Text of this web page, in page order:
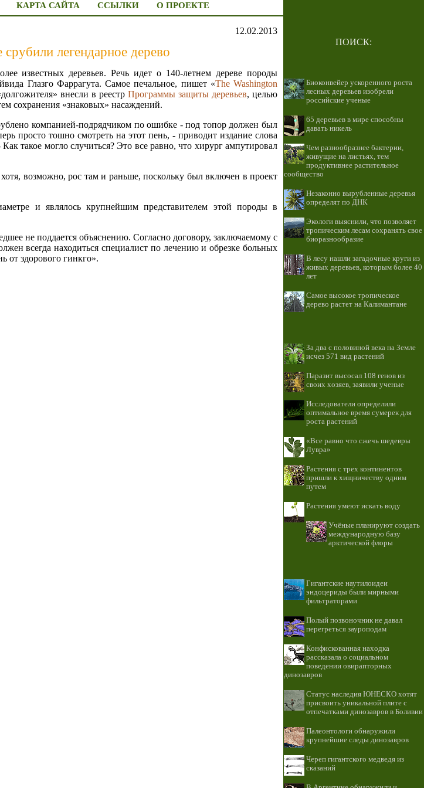
КАРТА САЙТА ССЫЛКИ О ПРОЕКТЕ
12.02.2013
легендарное дерево
известных деревьев. Речь идет о 140-летнем дереве породы
Глазго Фаррагута. Самое печальное, пишет «The Washington
внесли в реестрПрограммы защиты деревьев, целью
сохранения «знаковых» насаждений.
компанией-подрядчиком по ошибке - под топор должен был
просто тошно смотреть на этот пень, - приводит издание слова
такое могло случиться? Это все равно, что хирург ампутировал
возможно, рос там и раньше, поскольку был включен в проект
и являлось крупнейшим представителем этой породы в
не поддается объяснению. Согласно договору, заключаемому с
всегда находиться специалист по лечению и обрезке больных
от здорового гинкго».
ПОИСК:
Биоконвейер ускоренного роста
лесных деревьев изобрели
российские ученые
65 деревьев в мире способны
давать никель
Чем разнообразнее бактерии,
живущие на листьях, тем
продуктивнее растительное
сообщество
Незаконно вырубленные деревья
определят по ДНК
Экологи выяснили, что позволяет
тропическим лесам сохранять свое
биоразнообразие
В лесу нашли загадочные круги из
живых деревьев, которым более 40
лет
Самое высокое тропическое
дерево растет на Калимантане
За два с половиной века на Земле
исчез 571 вид растений
Паразит высосал 108 генов из
своих хозяев, заявили ученые
Исследователи определили
оптимальное время сумерек для
роста растений
«Все равно что сжечь шедевры
Лувра»
Растения с трех континентов
пришли к хищничеству одним
путем
Растения умеют искать воду
Учёные планируют создать
международную базу
арктической флоры
Гигантские наутилоидеи
эндоцериды были мирными
фильтраторами
Полый позвоночник не давал
перегреться зауроподам
Конфискованная находка
рассказала о социальном
поведении овирапторных
динозавров
Статус наследия ЮНЕСКО хотят
присвоить уникальной плите с
отпечатками динозавров в Боливии
Палеонтологи обнаружили
крупнейшие следы динозавров
Череп гигантского медведя из
сказаний